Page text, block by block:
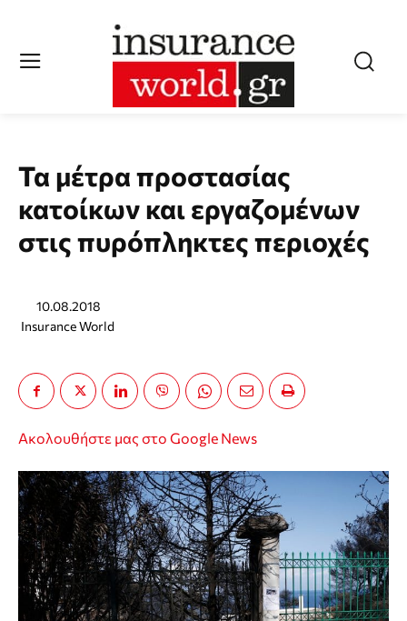
Τα μέτρα προστασίας
κατοίκων και εργαζομένων
στις πυρόπληκτες περιοχές
10.08.2018
Insurance World
Ακολουθήστε μας στο Google News